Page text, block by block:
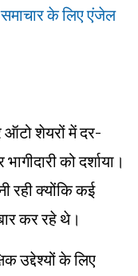
के लिए एंजेल
शेयरों में दर-
को दर्शाया।
रही क्योंकि कई
कर रहे थे।
उद्देश्यों के लिए